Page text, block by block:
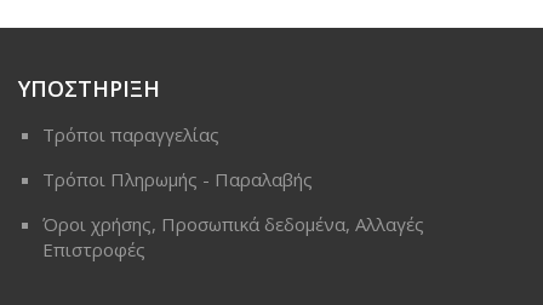
ΥΠΟΣΤΗΡΙΞΗ
Τρόποι παραγγελίας
Τρόποι Πληρωμής - Παραλαβής
Όροι χρήσης, Προσωπικά δεδομένα, Αλλαγές
Επιστροφές